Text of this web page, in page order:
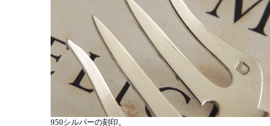
950シルバーの刻印。